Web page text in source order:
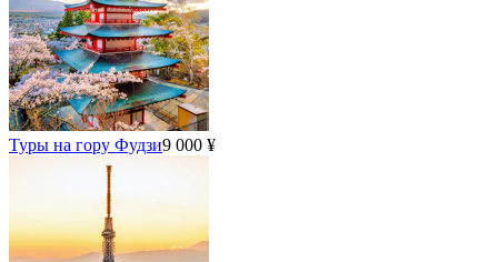
Туры на гору Фудзи9 000 ¥